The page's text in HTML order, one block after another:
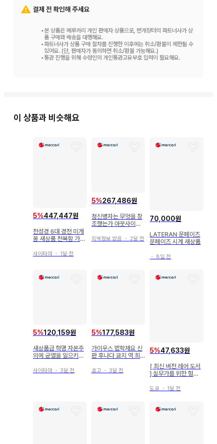
결제 전 확인해 주세요
•본 상품은 메루카리 개인 판매자 상품으로, 번개장터의 파트너사가 상
품 구매와 배송을 대행해요.
•파트너사가 상품 구매 절차를 진행한 이후에는 취소/환불이 제한될 수
있어요. (단, 판매자가 동의하면 취소/환불 가능해요.)
•통관 진행을 위해 수령인의 개인통관고유부호 입력이 필요해요.
이 상품과 비슷해요
5%447,447원
천성경 6대 경전 미개
봉 새상품 천복함 가정
사이타마 ・ 1달 전
5%267,486원
정신병자는 무엇을 창
조했는가 아웃사이더
지역정보 없음 ・ 2달 전
70,000원
LATERAN 문페이즈
문페이즈 시계 새상품
・ 8일 전
5%120,159원
새상품급 혁명 자본주
의에 균열을 일으키다
포함
사이타마 ・ 3달 전
5%177,583원
가이우스 법학제요 신
판 후나다 쿄지 역 희
마법
효고・ 3달 전
5%47,633원
[ 최신 버전 레어 도서
] 실무가를 위한 형법
도쿄 ・ 1달 전